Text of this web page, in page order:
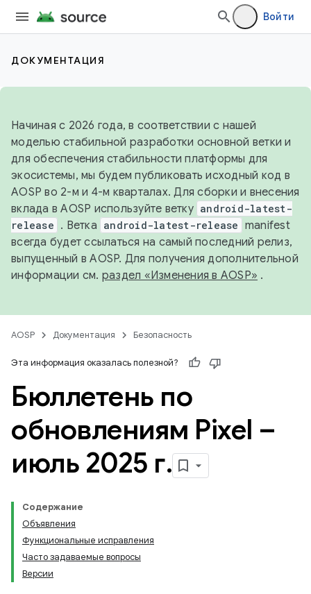
Войти
ДОКУМЕНТАЦИЯ
Начиная с 2026 года, в соответствии с нашей
моделью стабильной разработки основной ветки и
для обеспечения стабильности платформы для
экосистемы, мы будем публиковать исходный код в
AOSP во 2-м и 4-м кварталах. Для сборки и внесения
вклада в AOSP используйте ветку android-latest-
release . Ветка android-latest-release manifest
всегда будет ссылаться на самый последний релиз,
выпущенный в AOSP. Для получения дополнительной
информации см. раздел «Изменения в AOSP» .
AOSP Документация Безопасность
Эта информация оказалась полезной?
Бюллетень по
обновлениям Pixel –
июль 2025 г.
Содержание
Объявления
Функциональные исправления
Часто задаваемые вопросы
Версии